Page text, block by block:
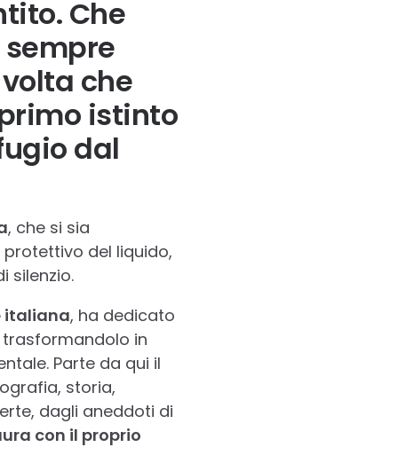
Che
che
istinto
dal
, che si sia
del liquido,
silenzio.
italiana, ha dedicato
in
Parte da qui il
storia,
dagli aneddoti di
con il proprio